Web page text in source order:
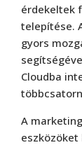
érdekeltek
telepítése.
gyors
Cloudba
A